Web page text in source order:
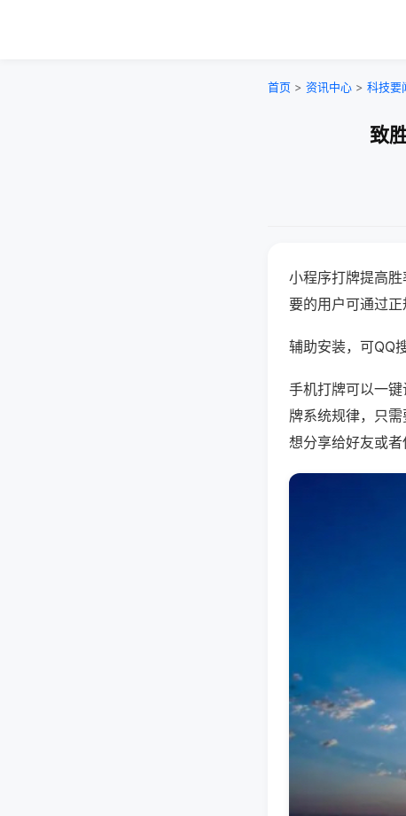
首页 > 资讯中心 > 科技要
致
小程序打牌提高
要的用户可通过正
辅助安装，可QQ
手机打牌可以一
牌系统规律，只
想分享给好友或者